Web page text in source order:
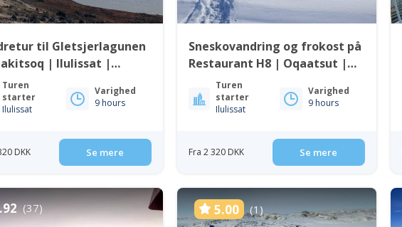
til Gletsjerlagunen
| Ilulissat |
Turen
starter
Ilulissat
Varighed
9 hours
DKK Se mere
Sneskovandring og frokost på
Restaurant H8 | Oqaatsut |
Diskobugten
Turen
starter
Ilulissat
Varighed
9 hours
Fra 2 320 DKK Se mere
(37) 5.00 (1)